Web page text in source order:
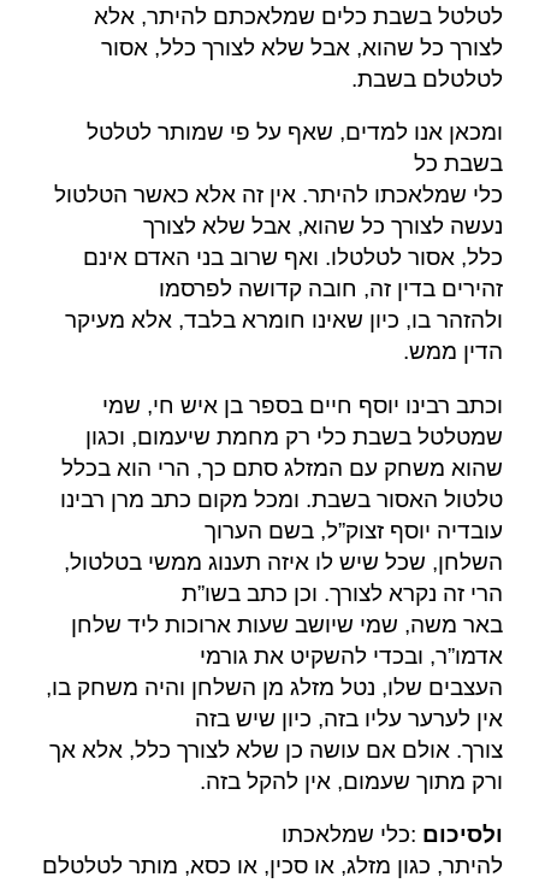
לטלטל בשבת כלים שמלאכתם להיתר, אלא
לצורך כל שהוא, אבל שלא לצורך כלל, אסור
לטלטלם בשבת.
ומכאן אנו למדים, שאף על פי שמותר לטלטל
בשבת כל
כלי שמלאכתו להיתר. אין זה אלא כאשר הטלטול
נעשה לצורך כל שהוא, אבל שלא לצורך
כלל, אסור לטלטלו. ואף שרוב בני האדם אינם
זהירים בדין זה, חובה קדושה לפרסמו
ולהזהר בו, כיון שאינו חומרא בלבד, אלא מעיקר
הדין ממש.
וכתב רבינו יוסף חיים בספר בן איש חי, שמי
שמטלטל בשבת כלי רק מחמת שיעמום, וכגון
שהוא משחק עם המזלג סתם כך, הרי הוא בכלל
טלטול האסור בשבת. ומכל מקום כתב מרן רבינו
עובדיה יוסף זצוק”ל, בשם הערוך
השלחן, שכל שיש לו איזה תענוג ממשי בטלטול,
הרי זה נקרא לצורך. וכן כתב בשו”ת
באר משה, שמי שיושב שעות ארוכות ליד שלחן
אדמו”ר, ובכדי להשקיט את גורמי
העצבים שלו, נטל מזלג מן השלחן והיה משחק בו,
אין לערער עליו בזה, כיון שיש בזה
צורך. אולם אם עושה כן שלא לצורך כלל, אלא אך
ורק מתוך שעמום, אין להקל בזה.
ולסיכום :כלי שמלאכתו
להיתר, כגון מזלג, או סכין, או כסא, מותר לטלטלם